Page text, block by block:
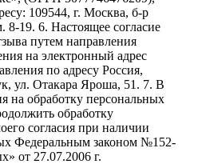
109544, г. Москва, б-р
8-19. 6. Настоящее согласие
путем направления
на электронный адрес
по адресу Россия,
ул. Отакара Яроша, 51. 7. В
на обработку персональных
обработку
согласия при наличии
Федеральным законом №152-
от 27.07.2006 г.